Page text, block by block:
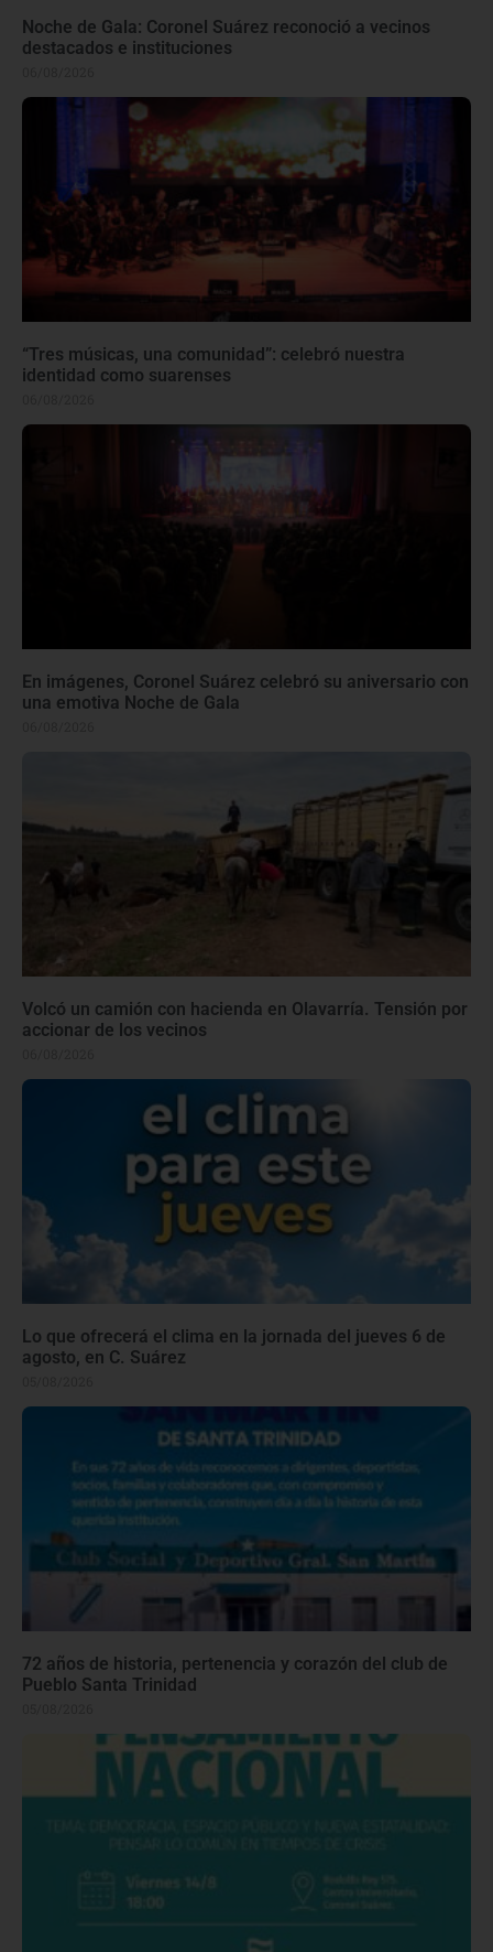
Noche de Gala: Coronel Suárez reconoció a vecinos
destacados e instituciones
“Tres músicas, una comunidad”: celebró nuestra
identidad como suarenses
En imágenes, Coronel Suárez celebró su aniversario con
una emotiva Noche de Gala
Volcó un camión con hacienda en Olavarría. Tensión por
accionar de los vecinos
Lo que ofrecerá el clima en la jornada del jueves 6 de
agosto, en C. Suárez
72 años de historia, pertenencia y corazón del club de
Pueblo Santa Trinidad